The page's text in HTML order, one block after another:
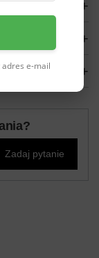
Zadaj pytanie
adres e-mail